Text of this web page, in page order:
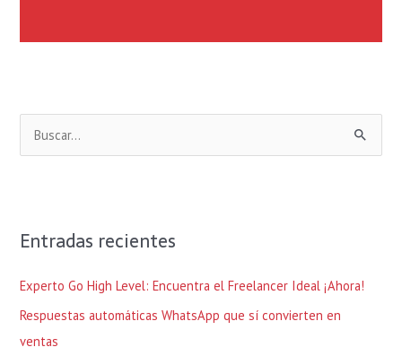
a
p
o
r
Entradas recientes
Experto Go High Level: Encuentra el Freelancer Ideal ¡Ahora!
Respuestas automáticas WhatsApp que sí convierten en
ventas